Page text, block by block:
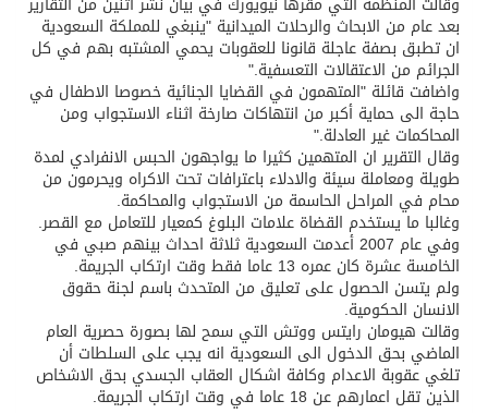
بعد عام من الابحاث والرحلات الميدانية "ينبغي للمملكة السعودية
ان تطبق بصفة عاجلة قانونا للعقوبات يحمي المشتبه بهم في كل
الجرائم من الاعتقالات التعسفية."
واضافت قائلة "المتهمون في القضايا الجنائية خصوصا الاطفال في
حاجة الى حماية أكبر من انتهاكات صارخة اثناء الاستجواب ومن
المحاكمات غير العادلة."
وقال التقرير ان المتهمين كثيرا ما يواجهون الحبس الانفرادي لمدة
طويلة ومعاملة سيئة والادلاء باعترافات تحت الاكراه ويحرمون من
محام في المراحل الحاسمة من الاستجواب والمحاكمة.
وغالبا ما يستخدم القضاة علامات البلوغ كمعيار للتعامل مع القصر.
وفي عام 2007 أعدمت السعودية ثلاثة احداث بينهم صبي في
الخامسة عشرة كان عمره 13 عاما فقط وقت ارتكاب الجريمة.
ولم يتسن الحصول على تعليق من المتحدث باسم لجنة حقوق
الانسان الحكومية.
وقالت هيومان رايتس ووتش التي سمح لها بصورة حصرية العام
الماضي بحق الدخول الى السعودية انه يجب على السلطات أن
تلغي عقوبة الاعدام وكافة اشكال العقاب الجسدي بحق الاشخاص
الذين تقل اعمارهم عن 18 عاما في وقت ارتكاب الجريمة.